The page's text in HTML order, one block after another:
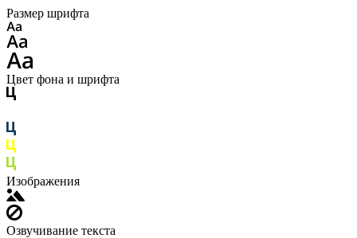
Размер шрифта
Цвет фона и шрифта
Изображения
Озвучивание текста